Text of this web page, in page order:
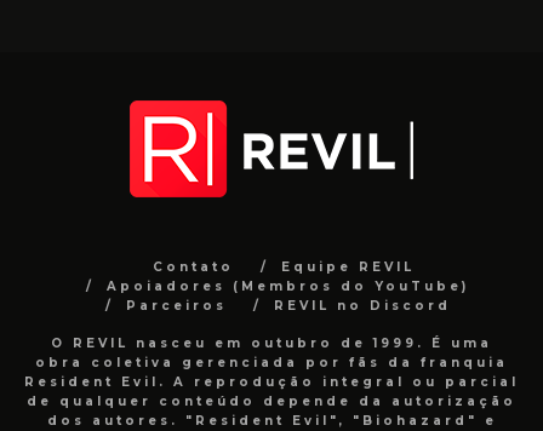
Contato
Equipe REVIL
Apoiadores (Membros do YouTube)
Parceiros
REVIL no Discord
O REVIL nasceu em outubro de 1999. É uma
obra coletiva gerenciada por fãs da franquia
Resident Evil. A reprodução integral ou parcial
de qualquer conteúdo depende da autorização
dos autores. "Resident Evil", "Biohazard" e